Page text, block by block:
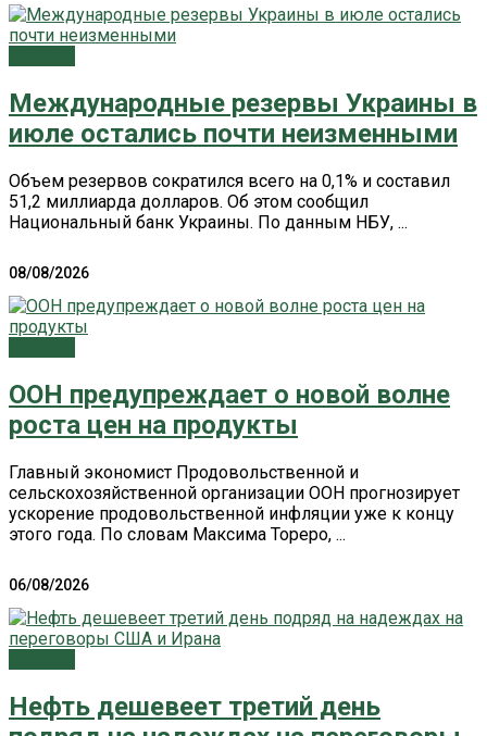
Международные резервы Украины в
июле остались почти неизменными
Объем резервов сократился всего на 0,1% и составил
51,2 миллиарда долларов. Об этом сообщил
Национальный банк Украины. По данным НБУ, ...
08/08/2026
ООН предупреждает о новой волне
роста цен на продукты
Главный экономист Продовольственной и
сельскохозяйственной организации ООН прогнозирует
ускорение продовольственной инфляции уже к концу
этого года. По словам Максима Тореро, ...
06/08/2026
Нефть дешевеет третий день